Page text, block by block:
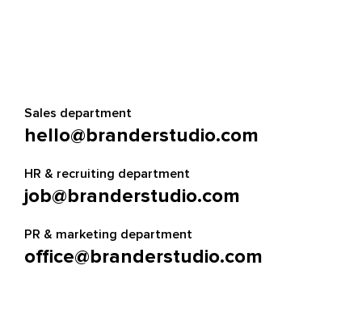
Sales department
hello@branderstudio.com
HR & recruiting department
job@branderstudio.com
PR & marketing department
office@branderstudio.com